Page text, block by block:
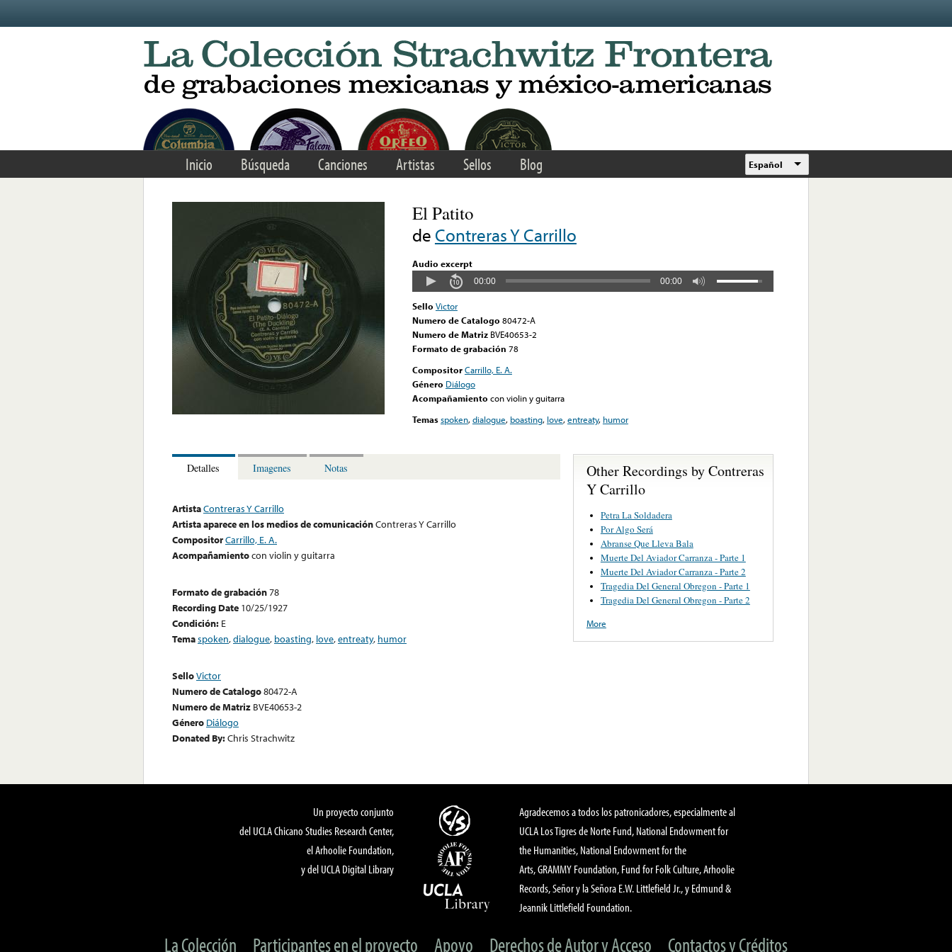
Inicio Búsqueda Canciones Artistas Sellos Blog Español
El Patito
de Contreras Y Carrillo
Audio excerpt
00:00 00:00
Sello Victor
Numero de Catalogo 80472-A
Numero de Matriz BVE40653-2
Formato de grabación 78
CompositorCarrillo, E. A.
Género Diálogo
Acompañamiento con violin y guitarra
Temasspoken,dialogue, boasting, love,entreaty, humor
Detalles Imagenes Notas
ArtistaContreras Y Carrillo
Artista aparece en los medios de comunicaciónContreras Y Carrillo
CompositorCarrillo, E. A.
Acompañamientocon violin y guitarra
Formato de grabación78
Recording Date 10/25/1927
Condición: E
Temaspoken,dialogue, boasting, love,entreaty, humor
SelloVictor
Numero de Catalogo80472-A
Numero de Matriz BVE40653-2
Género Diálogo
Donated By:Chris Strachwitz
Other Recordings by Contreras
Y Carrillo
Petra La Soldadera
Por Algo Será
Abranse Que Lleva Bala
Muerte Del Aviador Carranza - Parte 1
Muerte Del Aviador Carranza - Parte 2
Tragedia Del General Obregon - Parte 1
Tragedia Del General Obregon - Parte 2
More
Un proyecto conjunto
del UCLA Chicano Studies Research Center,
el Arhoolie Foundation,
y del UCLA Digital Library
Agradecemos a todos los patronicadores, especialmente al
UCLA Los Tigres de Norte Fund, National Endowment for
the Humanities, National Endowment for the
Arts, GRAMMY Foundation, Fund for Folk Culture, Arhoolie
Records, Señor y la Señora E.W. Littlefield Jr., y Edmund &
Jeannik Littlefield Foundation.
La Colección Participantes en el proyecto Apoyo Derechos de Autor y Acceso Contactos y Créditos